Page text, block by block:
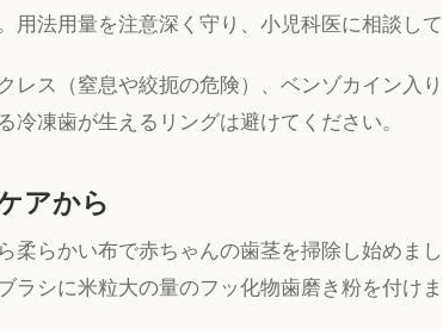
用法用量を注意深く守り、小児科医に相談して
レス（窒息や絞扼の危険）、ベンゾカイン入
冷凍歯が生えるリングは避けてください。
アから
柔らかい布で赤ちゃんの歯茎を掃除し始めま
ラシに米粒大の量のフッ化物歯磨き粉を付けま